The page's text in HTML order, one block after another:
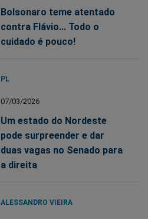
Bolsonaro teme atentado
contra Flávio... Todo o
cuidado é pouco!
PL
07/03/2026
Um estado do Nordeste
pode surpreender e dar
duas vagas no Senado para
a direita
ALESSANDRO VIEIRA